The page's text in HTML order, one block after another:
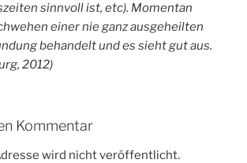
sinnvoll ist, etc). Momentan
einer nie ganz ausgeheilten
behandelt und es sieht gut aus.
2012)
Kommentar
wird nicht veröffentlicht.